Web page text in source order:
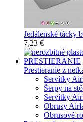
Jedálenské tácky
7,23 €
PRESTIERANIE
Prestieranie z
Servítky
Šerpy na
Servítky
Obrusy
Obrusové